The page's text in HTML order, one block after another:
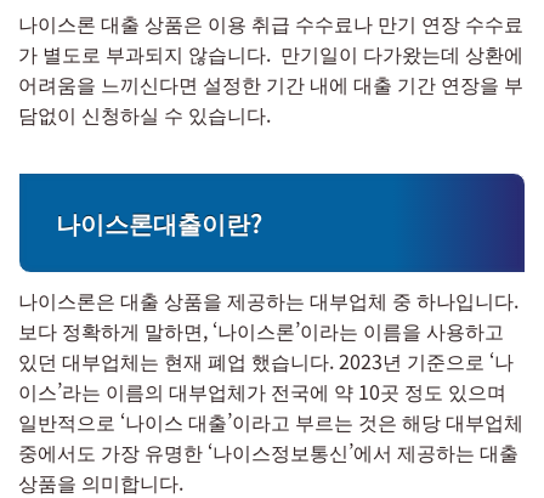
나이스론 대출 상품은 이용 취급 수수료나 만기 연장 수수료
가 별도로 부과되지 않습니다. 만기일이 다가왔는데 상환에
어려움을 느끼신다면 설정한 기간 내에 대출 기간 연장을 부
담없이 신청하실 수 있습니다.
나이스론대출이란?
나이스론은 대출 상품을 제공하는 대부업체 중 하나입니다.
보다 정확하게 말하면, ‘나이스론’이라는 이름을 사용하고
있던 대부업체는 현재 폐업 했습니다. 2023년 기준으로 ‘나
이스’라는 이름의 대부업체가 전국에 약 10곳 정도 있으며
일반적으로 ‘나이스 대출’이라고 부르는 것은 해당 대부업체
중에서도 가장 유명한 ‘나이스정보통신’에서 제공하는 대출
상품을 의미합니다.